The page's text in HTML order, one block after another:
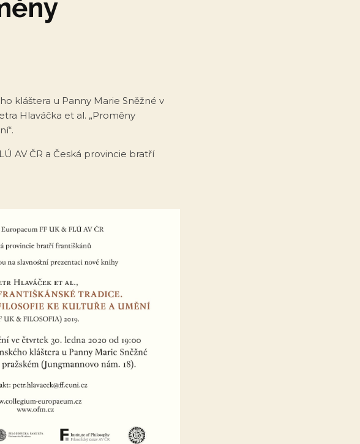
kláštera u Panny Marie Sněžné v
Hlaváčka et al. „Proměny
AV ČR a Česká provincie bratří